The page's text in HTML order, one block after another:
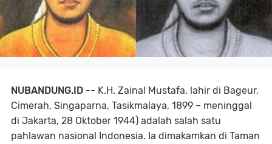
NUBANDUNG.ID -- K.H. Zainal Mustafa, lahir di Bageur,
Cimerah, Singaparna, Tasikmalaya, 1899 – meninggal
di Jakarta, 28 Oktober 1944) adalah salah satu
pahlawan nasional Indonesia. Ia dimakamkan di Taman